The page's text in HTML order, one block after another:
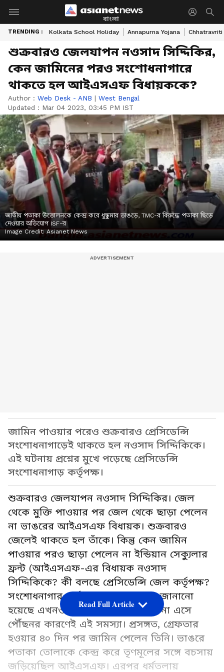
বাংলা
TRENDING : Kolkata School Holiday Annapurna Yojana Chhatravriti
শুক্রবারও জেলযাপন নওসাদ সিদ্দিকির,
কেন জামিনের পরও সংশোধনাগারে
থাকতে হল আইএসএফ বিধায়ককে?
Author : Web Desk - ANB | West Bengal
Updated : Mar 04 2023, 03:45 PM IST
জাতীয় পতাকা উত্তোলনকে কেন্দ্র করে ধুন্ধুমার ভাঙড়ে, TMC-র বিরুদ্ধে পতাকা ছিড়ে
দেওয়ার অভিযোগ ISF-র
Image Credit: Asianet News
জামিন পাওয়ার পরেও শুক্রবারও প্রেসিডেন্সি
সংশোধনাগাড়েই থাকতে হল নওসাদ সিদ্দিকিকে।
এই ঘটনায় প্রশ্নের মুখে পড়েছে প্রেসিডেন্সি
সংশোধনাগাড় কর্তৃপক্ষ।
শুক্রবারও জেলযাপন নওসাদ সিদ্দিকির। জেল
থেকে মুক্তি পাওয়ার পর জেল থেকে ছাড়া পেলেন
না ভাঙরের আইএসএফ বিধায়ক। শুক্রবারও
জেলেই থাকতে হল তাঁকে। কিন্তু কেন জামিন
পাওয়ার পরও ছাড়া পেলেন না ইন্ডিয়ান সেক্যুলার
ফ্রন্ট (আইএসএফ-এর বিধায়ক নওসাদ
সিদ্দিকিকে? কী বলছে প্রেসিডেন্সি জেল কর্তৃপক্ষ?
সংশোধনাগার কর্তৃপক্ষের তরফ থেকে জানানো
হয়েছে এখনও প্রয়োজনীয় কাগজপত্র না এসে
পৌঁছনর কারণেই এই সমস্যা। প্রসঙ্গত, গ্রেফতার
হওয়ার ৪০ দিন পর জামিন পেলেন তিনি। ভাঙরে
পতাকা তোলাকে কেন্দ্র করে তৃণমূলের সঙ্গে বচসায়
জড়িয়েছিল আইএসএফ। এরপর ধর্মতলায়
Read Full Article